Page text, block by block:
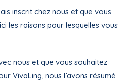
inscrit chez nous et que vous
les raisons pour lesquelles vous
nous et que vous souhaitez
VivaLing, nous l’avons résumé